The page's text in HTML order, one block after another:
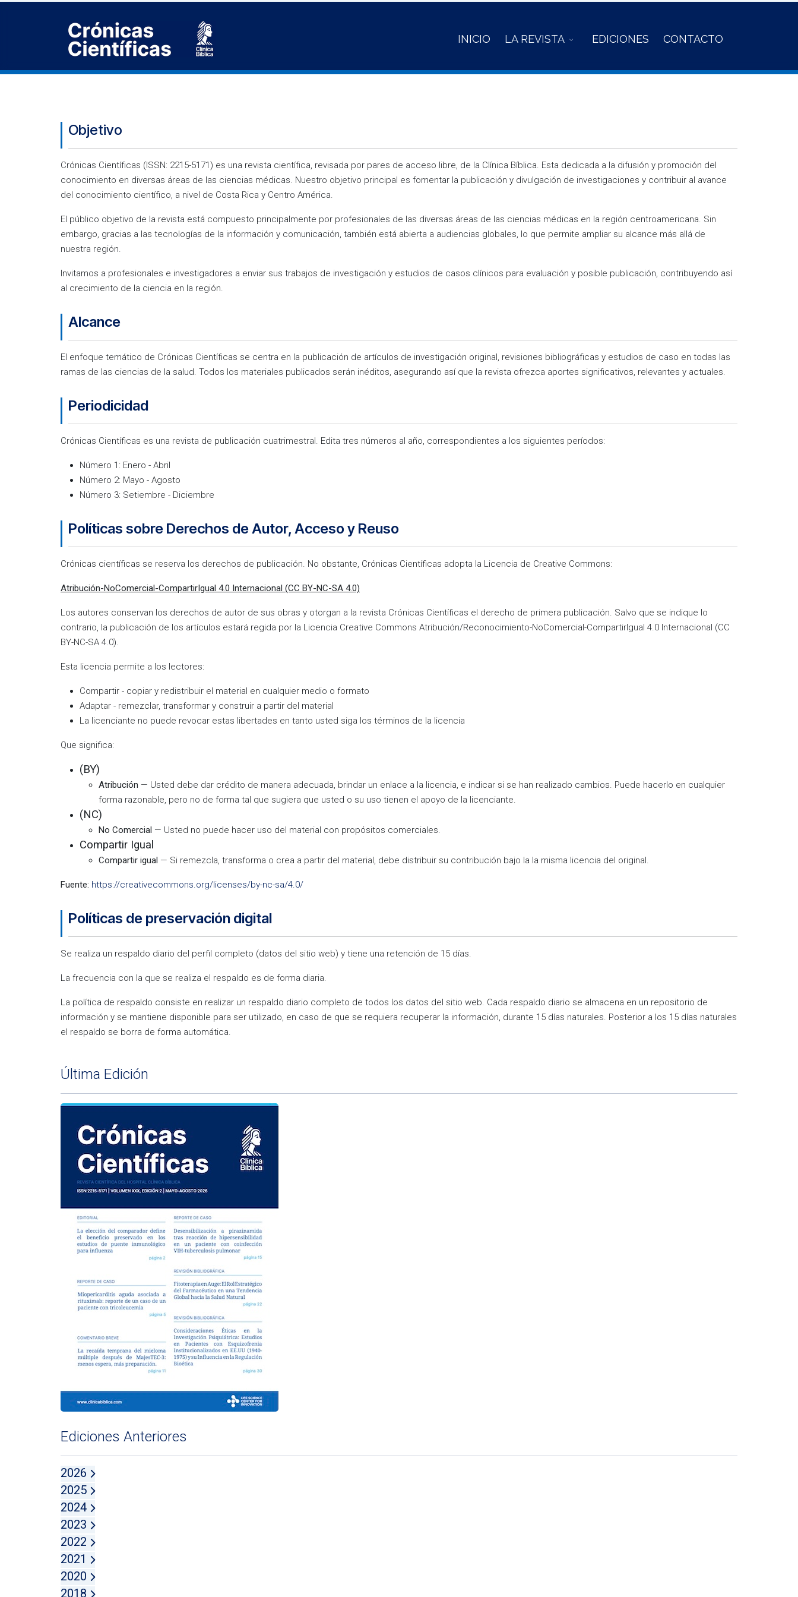
INICIO LA REVISTA EDICIONES CONTACTO
Objetivo
Crónicas Científicas (ISSN: 2215-5171) es una revista científica, revisada por pares de acceso libre, de la Clínica Bíblica. Esta dedicada a la difusión y promoción del
conocimiento en diversas áreas de las ciencias médicas. Nuestro objetivo principal es fomentar la publicación y divulgación de investigaciones y contribuir al avance
del conocimiento científico, a nivel de Costa Rica y Centro América.
El público objetivo de la revista está compuesto principalmente por profesionales de las diversas áreas de las ciencias médicas en la región centroamericana. Sin
embargo, gracias a las tecnologías de la información y comunicación, también está abierta a audiencias globales, lo que permite ampliar su alcance más allá de
nuestra región.
Invitamos a profesionales e investigadores a enviar sus trabajos de investigación y estudios de casos clínicos para evaluación y posible publicación, contribuyendo así
al crecimiento de la ciencia en la región.
Alcance
El enfoque temático de Crónicas Científicas se centra en la publicación de artículos de investigación original, revisiones bibliográficas y estudios de caso en todas las
ramas de las ciencias de la salud. Todos los materiales publicados serán inéditos, asegurando así que la revista ofrezca aportes significativos, relevantes y actuales.
Periodicidad
Crónicas Científicas es una revista de publicación cuatrimestral. Edita tres números al año, correspondientes a los siguientes períodos:
Número 1: Enero - Abril
Número 2: Mayo - Agosto
Número 3: Setiembre - Diciembre
Políticas sobre Derechos de Autor, Acceso y Reuso
Crónicas científicas se reserva los derechos de publicación. No obstante, Crónicas Científicas adopta la Licencia de Creative Commons:
Atribución-NoComercial-CompartirIgual 4.0 Internacional (CC BY-NC-SA 4.0)
Los autores conservan los derechos de autor de sus obras y otorgan a la revista Crónicas Científicas el derecho de primera publicación. Salvo que se indique lo
contrario, la publicación de los artículos estará regida por la Licencia Creative Commons Atribución/Reconocimiento-NoComercial-CompartirIgual 4.0 Internacional (CC
BY-NC-SA 4.0).
Esta licencia permite a los lectores:
Compartir - copiar y redistribuir el material en cualquier medio o formato
Adaptar - remezclar, transformar y construir a partir del material
La licenciante no puede revocar estas libertades en tanto usted siga los términos de la licencia
Que significa:
(BY)
Atribución — Usted debe dar crédito de manera adecuada, brindar un enlace a la licencia, e indicar si se han realizado cambios. Puede hacerlo en cualquier
forma razonable, pero no de forma tal que sugiera que usted o su uso tienen el apoyo de la licenciante.
(NC)
No Comercial — Usted no puede hacer uso del material con propósitos comerciales.
Compartir Igual
Compartir igual — Si remezcla, transforma o crea a partir del material, debe distribuir su contribución bajo la la misma licencia del original.
Fuente: https://creativecommons.org/licenses/by-nc-sa/4.0/
Políticas de preservación digital
Se realiza un respaldo diario del perfil completo (datos del sitio web) y tiene una retención de 15 días.
La frecuencia con la que se realiza el respaldo es de forma diaria.
La política de respaldo consiste en realizar un respaldo diario completo de todos los datos del sitio web. Cada respaldo diario se almacena en un repositorio de
información y se mantiene disponible para ser utilizado, en caso de que se requiera recuperar la información, durante 15 días naturales. Posterior a los 15 días naturales
el respaldo se borra de forma automática.
Última Edición
Ediciones Anteriores
2026
2025
2024
2023
2022
2021
2020
2018